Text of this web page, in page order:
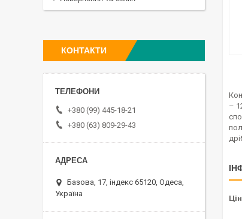
–
КОНТАКТИ
+380 (99) 445-18-21
+380 (63) 809-29-43
Базова, 17, індекс 65120, Одеса,
Україна